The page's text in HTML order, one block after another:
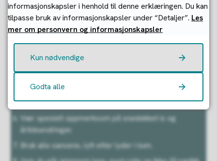
Isvettregler i kort versjon
Ha respekt for isen.
Ikke gå ut på is uten svømmeferdigheter.
Husk skikkelig og tilstrekkelig sikkerhetsutstyr,
spesielt ispigger, som bør være lett tilgjengelig.
Gå flere i følge. Er dere mange, gå litt spredt.
Hold deg på sikker is.
Vær spesielt oppmerksom på snødekket is og
årtidsendringer.
Bruk alle sansene, lytt etter lyder i isen.
informasjonskapsler i henhold til denne erklæringen. Du kan
tilpasse bruk av informasjonskapsler under “Detaljer”. Les
mer om personvern og informasjonskapsler
Kun nødvendige
Godta alle